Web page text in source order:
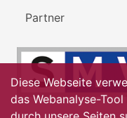
Partner
Diese Webseite
das Webanalyse-